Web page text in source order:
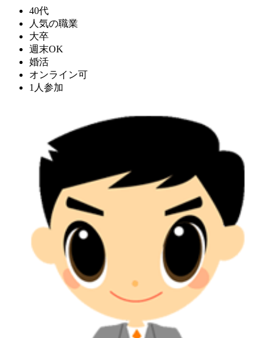
40代
人気の職業
大卒
週末OK
婚活
オンライン可
1人参加